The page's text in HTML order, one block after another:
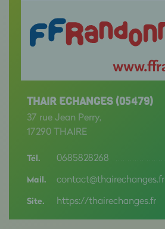
THAIR ECHANGES (05479)
37 rue Jean Perry,
17290 THAIRE
Tél. 0685828268
Mail. contact@thairechanges.fr
Site. https://thairechanges.fr